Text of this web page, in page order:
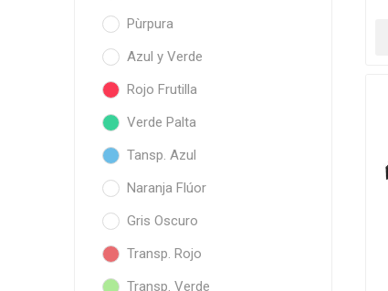
Pùrpura
Azul y Verde
Rojo Frutilla
Verde Palta
Tansp. Azul
Naranja Flúor
Gris Oscuro
Transp. Rojo
Transp. Verde